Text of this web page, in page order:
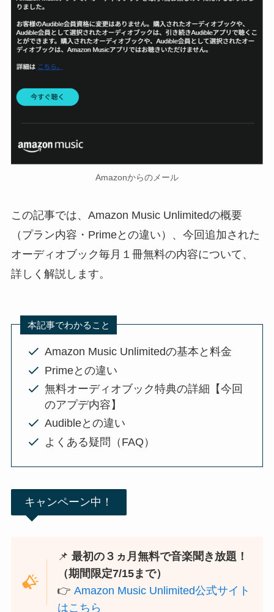
Amazonからのメール
この記事では、Amazon Music Unlimitedの概要
（プラン内容・Primeとの違い）、今回追加された
オーディオブック毎月１冊無料の内容について、
詳しく解説します。
本記事でわかること
Amazon Music Unlimitedの基本と料金
Primeとの違い
無料オーディオブック特典の詳細【今回
のアプデ内容】
Audibleとの違い
よくある疑問（FAQ）
キャンペーン中！
📌最初の３ヵ月無料で音楽聞き放題！
（期間限定7/15まで）
👉Amazon Music Unlimited公式サイト
はこちら